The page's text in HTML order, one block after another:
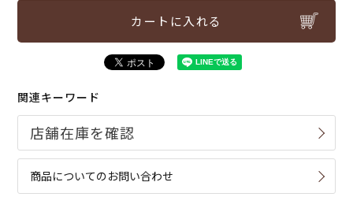
カートに入れる
関連キーワード
商品についてのお問い合わせ